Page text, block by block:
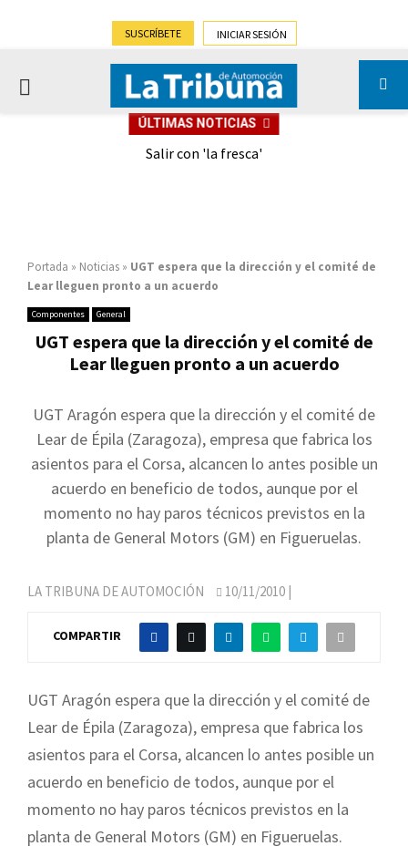
SUSCRÍBETE INICIAR SESIÓN
PRIMARY
ÚLTIMAS NOTICIAS
Salir con 'la fresca'
Portada » Noticias » UGT espera que la dirección y el comité de
Lear lleguen pronto a un acuerdo
Componentes General
UGT espera que la dirección y el comité de
Lear lleguen pronto a un acuerdo
UGT Aragón espera que la dirección y el comité de
Lear de Épila (Zaragoza), empresa que fabrica los
asientos para el Corsa, alcancen lo antes posible un
acuerdo en beneficio de todos, aunque por el
momento no hay paros técnicos previstos en la
planta de General Motors (GM) en Figueruelas.
LA TRIBUNA DE AUTOMOCIÓN 10/11/2010 |
COMPARTIR
UGT Aragón espera que la dirección y el comité de
Lear de Épila (Zaragoza), empresa que fabrica los
asientos para el Corsa, alcancen lo antes posible un
acuerdo en beneficio de todos, aunque por el
momento no hay paros técnicos previstos en la
planta de General Motors (GM) en Figueruelas.